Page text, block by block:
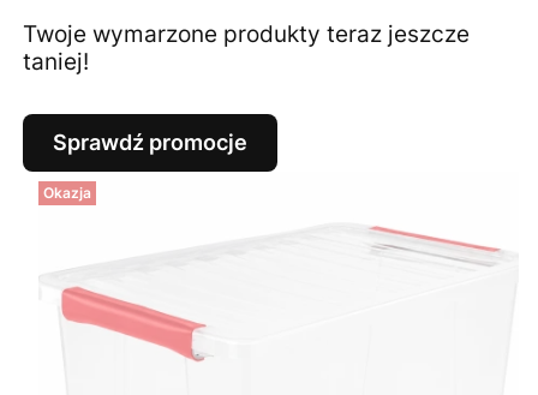
Twoje wymarzone produkty teraz jeszcze
taniej!
Sprawdź promocje
Okazja